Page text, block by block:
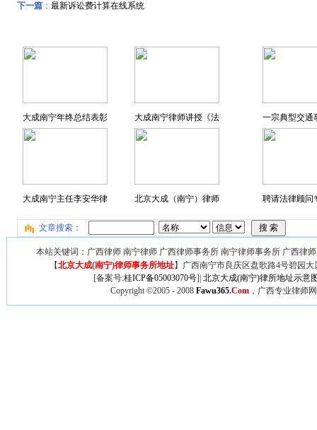
下一篇： 最新诉讼费计算在线系统
大成南宁年终总结表彰 大成南宁律师讲授《法
大成南宁主任李安华律 北京大成（南宁）律师
一宗典型交通
聘请法律顾问
文章搜索：
本站关键词：广西律师 南宁律师 广西律师事务所 南宁律师事务所 广西律
【北京大成(南宁)律师事务所地址】广西南宁市良庆区盘歌路4号碧园
[备案号:桂ICP备05003070号]| 北京大成(南宁)律所地址示意
Copyright ©2005 - 2008 Fawu365.Com，广西专业律师